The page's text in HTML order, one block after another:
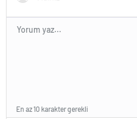
En az 10 karakter gerekli